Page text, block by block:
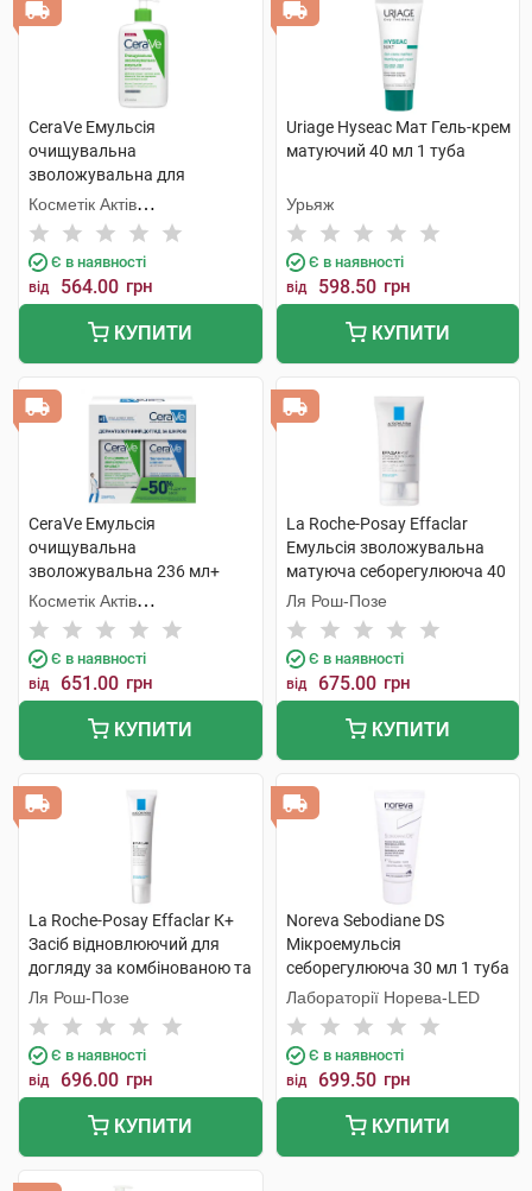
CeraVe Емульсія
очищувальна
зволожувальна для
нормальної і сухої шкіри
обличчя і тіла 473 мл 1
флакон
Косметік Актів
Інтернаціональ
Є в наявності
від 564.00 грн
КУПИТИ
Uriage Hyseac Мат Гель-крем
матуючий 40 мл 1 туба
Урьяж
Є в наявності
від 598.50 грн
КУПИТИ
CeraVe Емульсія
очищувальна
зволожувальна 236 мл+
молочко зволожувальне
236 мл 1 набір
Косметік Актів
Інтернаціональ
Є в наявності
від 651.00 грн
КУПИТИ
La Roche-Posay Effaclar
Емульсія зволожувальна
матуюча себорегулююча 40
мл 1 туба
Ля Рош-Позе
Є в наявності
від 675.00 грн
КУПИТИ
La Roche-Posay Effaclar К+
Засіб відновлюючий для
догляду за комбінованою та
схильною до жирності
шкірою обличчя 40 мл 1
туба
Ля Рош-Позе
Є в наявності
від 696.00 грн
КУПИТИ
Noreva Sebodiane DS
Мікроемульсія
себорегулююча 30 мл 1 туба
Лабораторії Норева-LED
Є в наявності
від 699.50 грн
КУПИТИ